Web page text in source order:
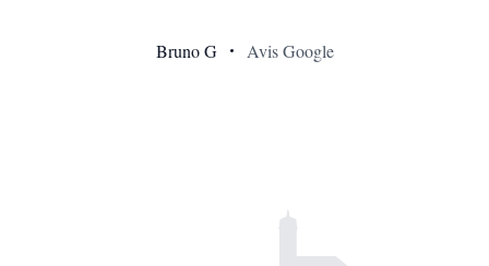
Bruno G Avis Google